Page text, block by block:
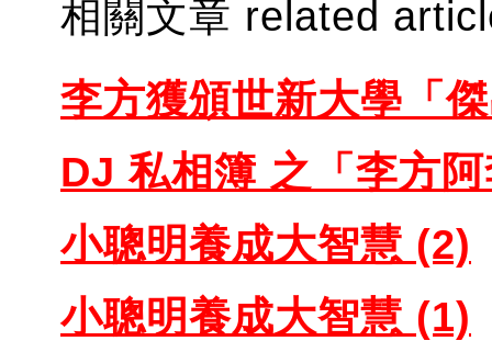
相關文章 related
李方獲頒世新大學「
DJ 私相簿 之「李方
小聰明養成大智慧 (2)
小聰明養成大智慧 (1)